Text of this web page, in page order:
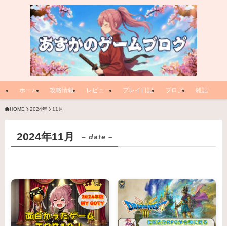
ホーム 攻略情報 レビュー プレイ日記 ブログ 雑記
HOME 2024年 11月
2024年11月 – date –